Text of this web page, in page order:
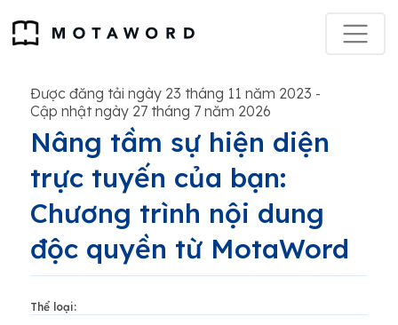
Được đăng tải ngày 23 tháng 11 năm 2023 -
Cập nhật ngày 27 tháng 7 năm 2026
Nâng tầm sự hiện diện
trực tuyến của bạn:
Chương trình nội dung
độc quyền từ MotaWord
Thể loại: